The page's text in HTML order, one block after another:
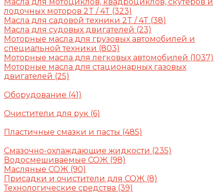
лодочных моторов 2T / 4T (323)
Масла для садовой техники 2T / 4T (38)
Масла для судовых двигателей (23)
Моторные масла для грузовых автомобилей и
специальной техники (803)
Моторные масла для легковых автомобилей (1037)
Моторные масла для стационарных газовых
двигателей (25)
Оборудование (41)
Очистители для рук (6)
Пластичные смазки и пасты (485)
Смазочно-охлаждающие жидкости (235)
Водосмешиваемые СОЖ (98)
Масляные СОЖ (90)
Присадки и очистители для СОЖ (8)
Технологические средства (39)